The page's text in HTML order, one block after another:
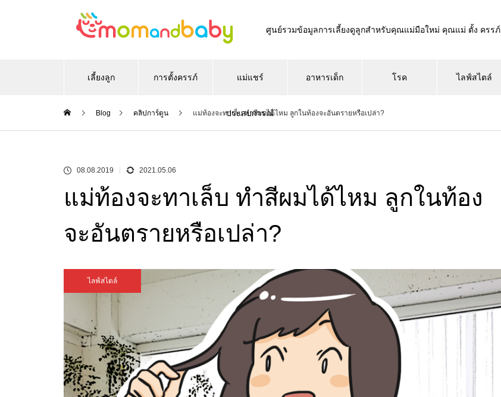
ศูนย์รวมข้อมูลการเลี้ยงดูลูกสำหรับคุณแม่มือใหม่ คุณแม่ ตั้ง ครรภ์
เลี้ยงลูก การตั้งครรภ์ แม่แชร์
ประสบการณ์
อาหารเด็ก โรค ไลฟ์สไตล์
Blog คลิปการ์ตูน แม่ท้องจะทาเล็บ ทำสีผมได้ไหม ลูกในท้องจะอันตรายหรือเปล่า?
08.08.2019 2021.05.06
แม่ท้องจะทาเล็บ ทำสีผมได้ไหม ลูกในท้อง
จะอันตรายหรือเปล่า?
ไลฟ์สไตล์